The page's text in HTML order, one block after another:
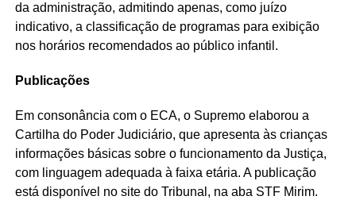
da administração, admitindo apenas, como juízo
indicativo, a classificação de programas para exibição
nos horários recomendados ao público infantil.
Publicações
Em consonância com o ECA, o Supremo elaborou a
Cartilha do Poder Judiciário, que apresenta às crianças
informações básicas sobre o funcionamento da Justiça,
com linguagem adequada à faixa etária. A publicação
está disponível no site do Tribunal, na aba STF Mirim.